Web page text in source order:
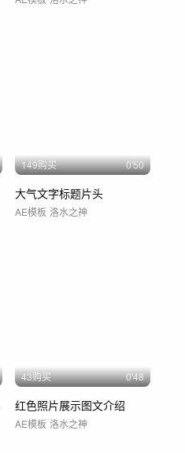
149购买 0'50
大气文字标题片头
AE模板 洛水之神
43购买 0'48
红色照片展示图文介绍
AE模板 洛水之神